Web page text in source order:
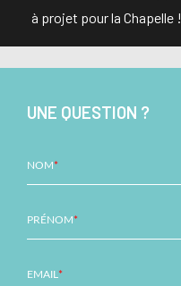
l’articleà projet pour la Chapelle !
UNE QUESTION ?
NOM*
PRÉNOM*
EMAIL *